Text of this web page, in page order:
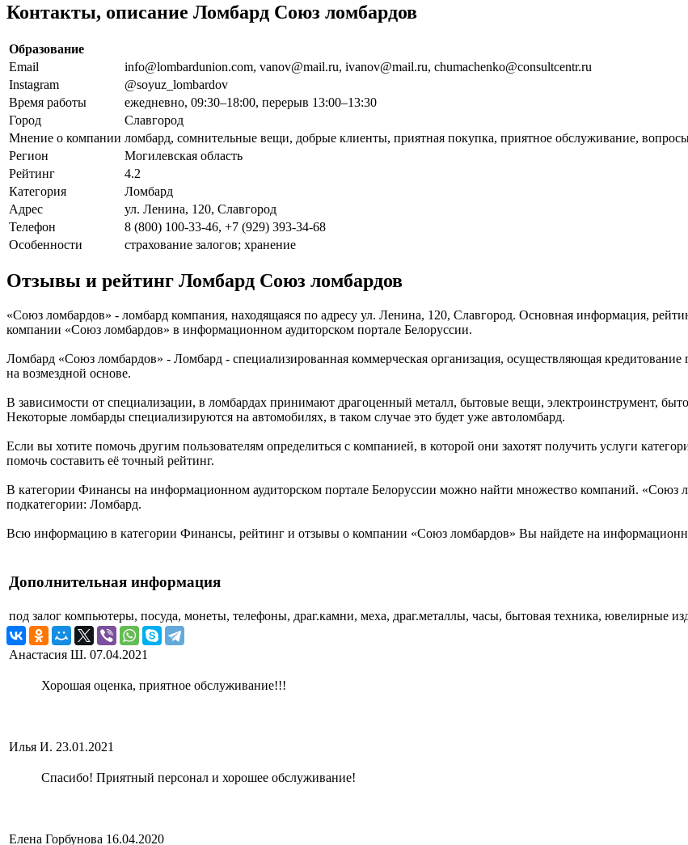
Контакты, описание Ломбард Союз ломбардов
Образование
Email
info@lombardunion.com, vanov@mail.ru, ivanov@mail.ru, chumachenko@consultcentr.ru
Instagram
@soyuz_lombardov
Время работы
ежедневно, 09:30–18:00, перерыв 13:00–13:30
Город
Славгород
Мнение о компании ломбард, сомнительные вещи, добрые клиенты, приятная покупка, приятное обслуживание,
Регион
Могилевская область
Рейтинг
4.2
Категория
Ломбард
Адрес
ул. Ленина, 120, Славгород
Телефон
8 (800) 100-33-46, +7 (929) 393-34-68
Особенности
страхование залогов; хранение
Отзывы и рейтинг Ломбард Союз ломбардов
«Союз ломбардов» - ломбард компания, находящаяся по адресу ул. Ленина, 120, Славгород. Основная информация,
компании «Союз ломбардов» в информационном аудиторском портале Белоруссии.
Ломбард «Союз ломбардов» - Ломбард - специализированная коммерческая организация, осуществляющая
на возмездной основе.
В зависимости от специализации, в ломбардах принимают драгоценный металл, бытовые вещи, электроинструмент,
Некоторые ломбарды специализируются на автомобилях, в таком случае это будет уже автоломбард.
Если вы хотите помочь другим пользователям определиться с компанией, в которой они захотят получить услуги
помочь составить её точный рейтинг.
В категории Финансы на информационном аудиторском портале Белоруссии можно найти множество компаний. «Союз
подкатегории: Ломбард.
Всю информацию в категории Финансы, рейтинг и отзывы о компании «Союз ломбардов» Вы найдете на
Дополнительная информация
под залог компьютеры, посуда, монеты, телефоны, драг.камни, меха, драг.металлы, часы, бытовая техника, ювелирные
Анастасия Ш. 07.04.2021
Хорошая оценка, приятное обслуживание!!!
Илья И. 23.01.2021
Спасибо! Приятный персонал и хорошее обслуживание!
Елена Горбунова 16.04.2020